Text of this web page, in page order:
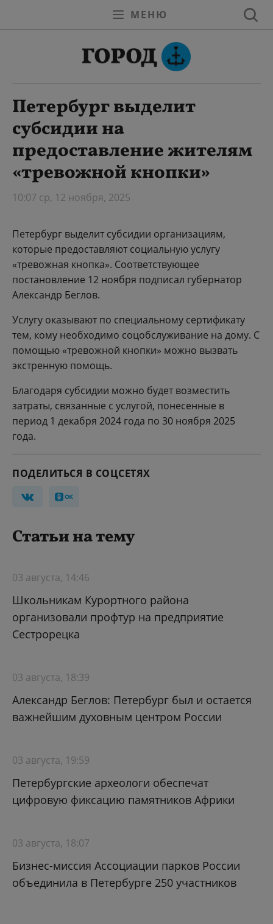
МЕНЮ
Петербург выделит
субсидии на
предоставление жителям
«тревожной кнопки»
10:07 ср, 12 ноября, 2025
Петербург выделит субсидии организациям,
которые предоставляют социальную услугу
«тревожная кнопка». Соответствующее
постановление 12 ноября подписал губернатор
Александр Беглов.
Услугу оказывают по специальному сертификату
тем, кому необходимо соцобслуживание на дому. С
помощью «тревожной кнопки» можно вызвать
экстренную помощь.
Благодаря субсидии можно будет возместить
затраты, связанные с услугой, понесенные в
период 1 декабря 2024 года по 30 ноября 2025
года.
ПОДЕЛИТЬСЯ В СОЦСЕТЯХ
Статьи на тему
03 августа, 14:46
Школьникам Курортного района
организовали профтур на предприятие
Сестрорецка
03 августа, 18:39
Александр Беглов: Петербург был и остается
важнейшим духовным центром России
03 августа, 19:59
Петербургские археологи обеспечат
цифровую фиксацию памятников Африки
03 августа, 18:07
Бизнес-миссия Ассоциации парков России
объединила в Петербурге 250 участников